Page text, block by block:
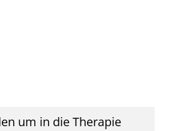
um in die Therapie